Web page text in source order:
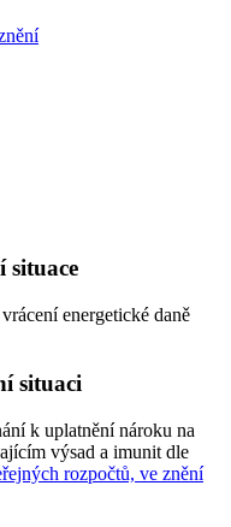
situace
energetické daně
situaci
k uplatnění nároku na
výsad a imunit dle
rozpočtů, ve znění